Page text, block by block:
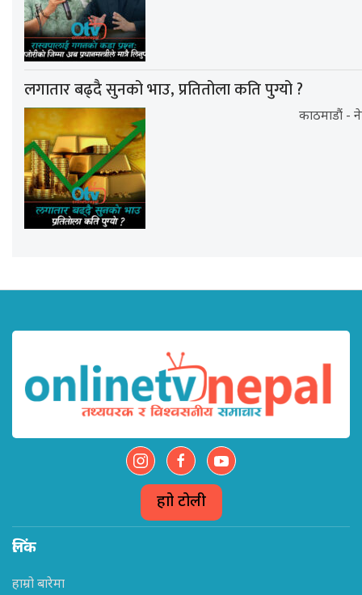
लगातार बढ्दै सुनको भाउ, प्रतितोला कति पुग्यो ?
काठमाडौं -
हाम्रो टोली
लिंक
हाम्रो बारेमा